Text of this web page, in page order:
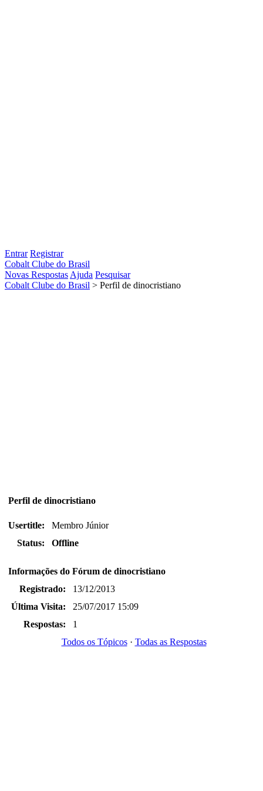
Entrar Registrar
Cobalt Clube do Brasil
Novas Respostas Ajuda Pesquisar
Cobalt Clube do Brasil > Perfil de dinocristiano
Perfil de dinocristiano
Usertitle:
Membro Júnior
Status:
Offline
Informações do Fórum de dinocristiano
Registrado:
13/12/2013
Última Visita:
25/07/2017 15:09
Respostas:
1
Todos os Tópicos· Todas as Respostas